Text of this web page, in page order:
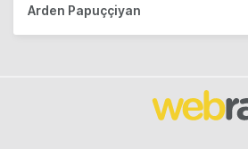
Arden Papuççiyan